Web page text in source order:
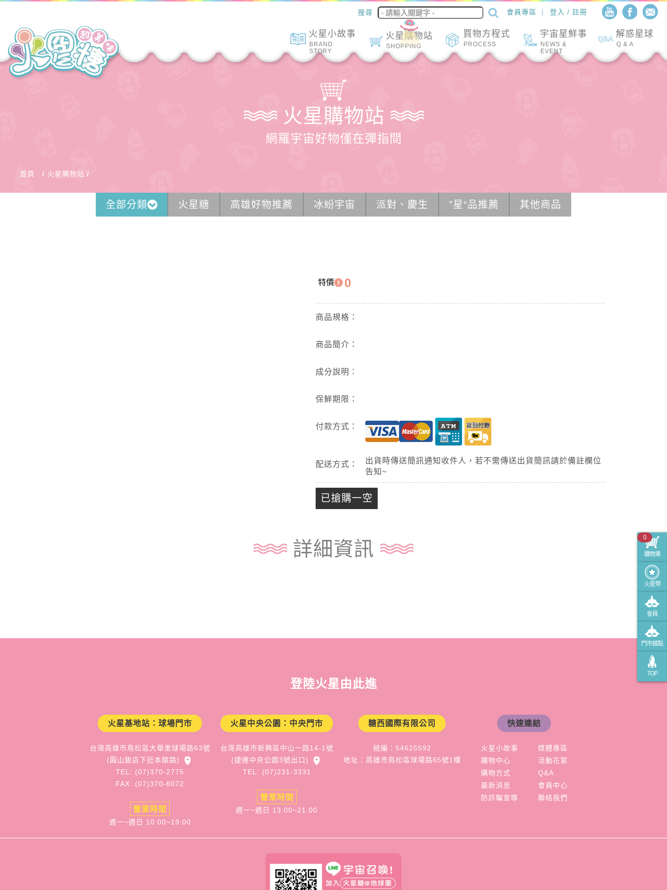
會員專區 登入 / 註冊
搜尋
解惑星球
Q & A
宇宙星鮮事
NEWS &
EVENT
買物方程式
PROCESS
火星購物站
SHOPPING
火星小故事
BRAND
STORY
火星購物站
網羅宇宙好物僅在彈指間
首頁 火星購物站
全部分類 火星糖 高雄好物推薦 冰紛宇宙 派對、慶生 ”星“品推薦 其他商品
特價 0
商品規格：
商品簡介：
成分說明：
保鮮期限：
付款方式：
配送方式：
出貨時傳送簡訊通知收件人，若不需傳送出貨簡訊請於備註欄位
告知~
已搶購一空
詳細資訊 購物車
0
火星幣
會員
門市據點
TOP
登陸火星由此進
火星基地站：球場門市
台灣高雄市鳥松區大華里球場路63號
(圓山飯店下近本館路)
TEL: (07)370-2775
FAX: (07)370-6072
營業時間
週一~週日 10:00~19:00
火星中央公園：中央門市
台灣高雄市新興區中山一路14-1號
(捷運中央公園3號出口)
TEL: (07)231-3331
營業時間
週一~週日 13:00~21:00
糖西國際有限公司
統編：54625592
地址：高雄市鳥松區球場路65號1樓
快速連結
火星小故事
購物中心
購物方式
最新消息
防詐騙宣導
媒體專區
活動花絮
Q&A
會員中心
聯絡我們